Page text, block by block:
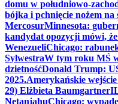
domu w południowo-
bójka i pchnięcie nożem
MercosurMinnesota:
kandydat opozycji mówi,
WenezueliChicago:
SylwestraW tym roku MŚ
dzietnośćDonald Trump:
2025.Amerykańskie
29) Elżbieta Baumgartner
NetanjahuChicago: